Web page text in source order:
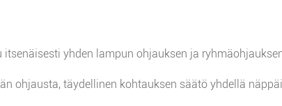
yhden lampun ohjauksen ja
ohjausta, täydellinen kohtauksen säätö yhdellä